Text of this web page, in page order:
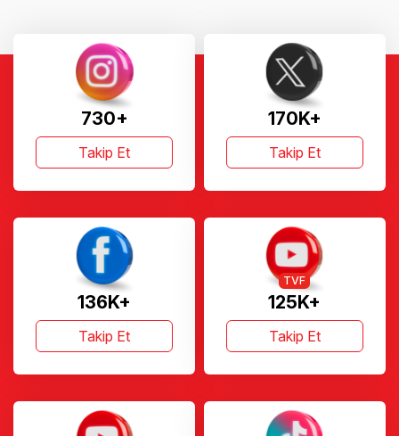
730+
Takip Et
170K+
Takip Et
136K+
Takip Et
125K+
TVF
Takip Et